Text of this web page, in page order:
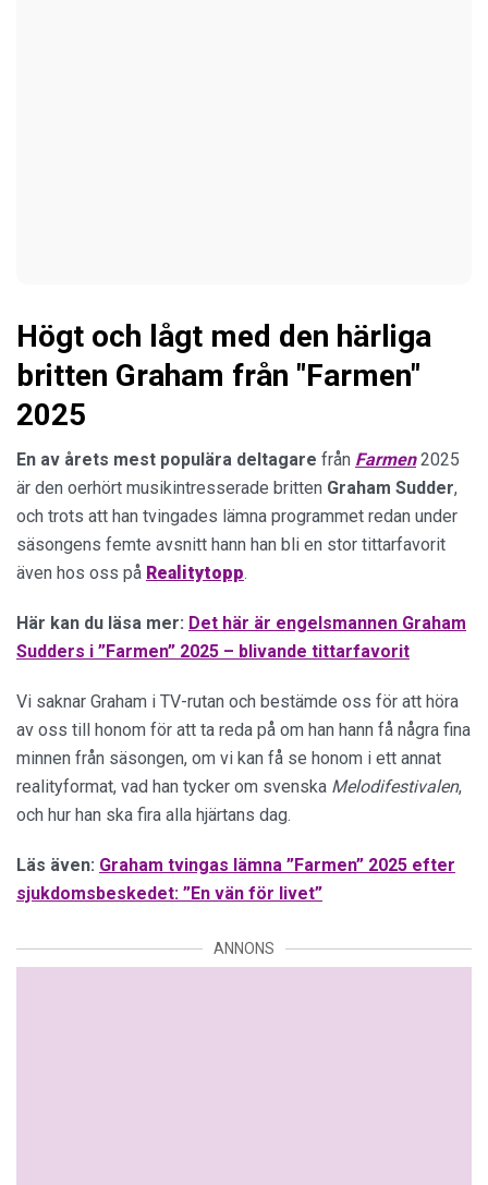
Högt och lågt med den härliga
britten Graham från "Farmen"
2025
En av årets mest populära deltagare från Farmen2025
är den oerhört musikintresserade britten Graham Sudder,
och trots att han tvingades lämna programmet redan under
säsongens femte avsnitt hann han bli en stor tittarfavorit
även hos oss på Realitytopp.
Här kan du läsa mer: Det här är engelsmannen Graham
Sudders i ”Farmen” 2025 – blivande tittarfavorit
Vi saknar Graham i TV-rutan och bestämde oss för att höra
av oss till honom för att ta reda på om han hann få några fina
minnen från säsongen, om vi kan få se honom i ett annat
realityformat, vad han tycker om svenska Melodifestivalen,
och hur han ska fira alla hjärtans dag.
Läs även: Graham tvingas lämna ”Farmen” 2025 efter
sjukdomsbeskedet: ”En vän för livet”
ANNONS